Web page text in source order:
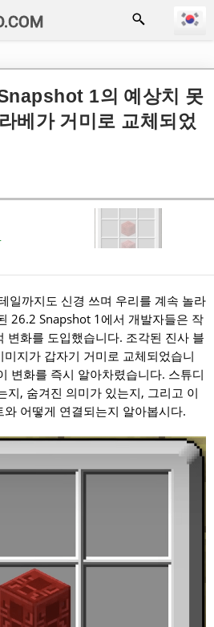
1의 예상치 못
베가 거미로 교체되었
일까지도 신경 쓰며 우리를 계속 놀라
26.2 Snapshot 1에서 개발자들은 작
변화를 도입했습니다. 조각된 진사 블
지가 갑자기 거미로 교체되었습니
변화를 즉시 알아차렸습니다. 스튜디
지, 숨겨진 의미가 있는지, 그리고 이
어떻게 연결되는지 알아봅시다.